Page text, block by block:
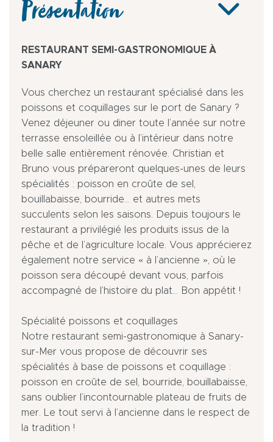
Présentation
RESTAURANT SEMI-GASTRONOMIQUE À
SANARY
Vous cherchez un restaurant spécialisé dans les
poissons et coquillages sur le port de Sanary ?
Venez déjeuner ou diner toute l’année sur notre
terrasse ensoleillée ou à l’intérieur dans notre
belle salle entièrement rénovée. Christian et
Bruno vous prépareront quelques-unes de leurs
spécialités : poisson en croûte de sel,
bouillabaisse, bourride... et autres mets
succulents selon les saisons. Depuis toujours le
restaurant a privilégié les produits issus de la
pêche et de l’agriculture locale. Vous apprécierez
également notre service « à l’ancienne », où le
poisson sera découpé devant vous, parfois
accompagné de l’histoire du plat… Bon appétit !
Spécialité poissons et coquillages
Notre restaurant semi-gastronomique à Sanary-
sur-Mer vous propose de découvrir ses
spécialités à base de poissons et coquillage :
poisson en croûte de sel, bourride, bouillabaisse,
sans oublier l’incontournable plateau de fruits de
mer. Le tout servi à l’ancienne dans le respect de
la tradition !